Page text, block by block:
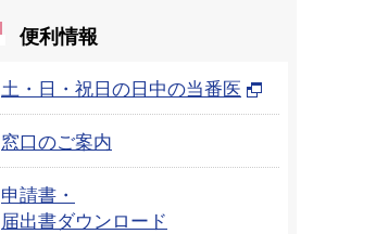
便利情報
土・日・祝日の日中の当番医
窓口のご案内
申請書・
届出書ダウンロード